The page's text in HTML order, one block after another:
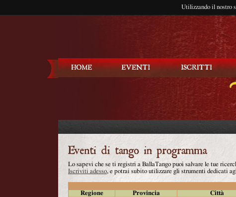
Utilizzando il nostro
Lo sapevi che se ti registri a BallaTango puoi salvare le tue
Iscriviti adesso, e potrai subito utilizzare gli strumenti dedicati
Regione
Provincia Città